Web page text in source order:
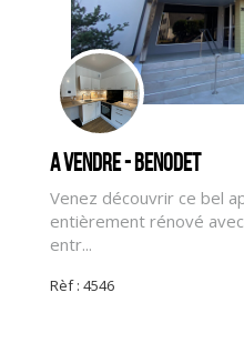
CLIQUER ICI
A vendre - BENODET
Venez découvrir ce bel
entièrement rénové
entr...
Rèf : 4546